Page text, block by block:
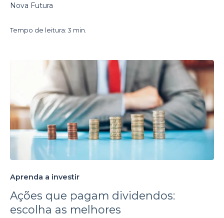
Nova Futura
Tempo de leitura: 3 min.
Aprenda a investir
Ações que pagam dividendos:
escolha as melhores